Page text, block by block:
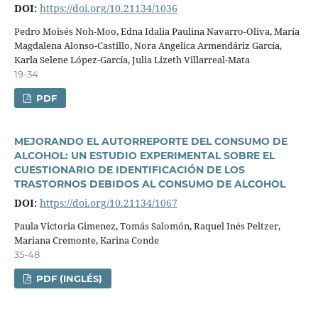
DOI: https://doi.org/10.21134/1036
Pedro Moisés Noh-Moo, Edna Idalia Paulina Navarro-Oliva, Marí­a
Magdalena Alonso-Castillo, Nora Angelica Armendáriz Garcí­a,
Karla Selene López-Garcí­a, Julia Lizeth Villarreal-Mata
19-34
PDF
MEJORANDO EL AUTORREPORTE DEL CONSUMO DE
ALCOHOL: UN ESTUDIO EXPERIMENTAL SOBRE EL
CUESTIONARIO DE IDENTIFICACIÓN DE LOS
TRASTORNOS DEBIDOS AL CONSUMO DE ALCOHOL
DOI: https://doi.org/10.21134/1067
Paula Victoria Gimenez, Tomás Salomón, Raquel Inés Peltzer,
Mariana Cremonte, Karina Conde
35-48
PDF (INGLÉS)